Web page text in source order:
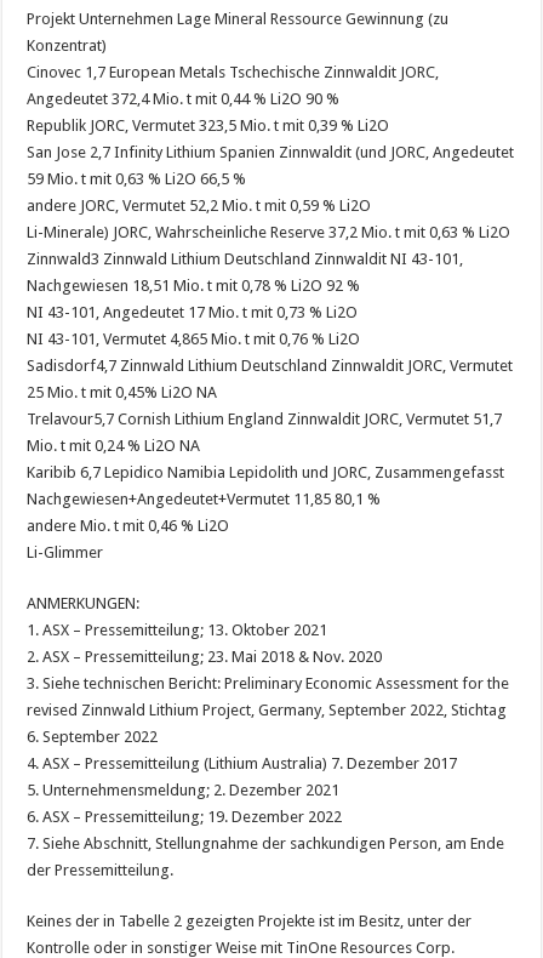
Projekt Unternehmen Lage Mineral Ressource Gewinnung (zu
Konzentrat)
Cinovec 1,7 European Metals Tschechische Zinnwaldit JORC,
Angedeutet 372,4 Mio. t mit 0,44 % Li2O 90 %
Republik JORC, Vermutet 323,5 Mio. t mit 0,39 % Li2O
San Jose 2,7 Infinity Lithium Spanien Zinnwaldit (und JORC, Angedeutet
59 Mio. t mit 0,63 % Li2O 66,5 %
andere JORC, Vermutet 52,2 Mio. t mit 0,59 % Li2O
Li-Minerale) JORC, Wahrscheinliche Reserve 37,2 Mio. t mit 0,63 % Li2O
Zinnwald3 Zinnwald Lithium Deutschland Zinnwaldit NI 43-101,
Nachgewiesen 18,51 Mio. t mit 0,78 % Li2O 92 %
NI 43-101, Angedeutet 17 Mio. t mit 0,73 % Li2O
NI 43-101, Vermutet 4,865 Mio. t mit 0,76 % Li2O
Sadisdorf4,7 Zinnwald Lithium Deutschland Zinnwaldit JORC, Vermutet
25 Mio. t mit 0,45% Li2O NA
Trelavour5,7 Cornish Lithium England Zinnwaldit JORC, Vermutet 51,7
Mio. t mit 0,24 % Li2O NA
Karibib 6,7 Lepidico Namibia Lepidolith und JORC, Zusammengefasst
Nachgewiesen+Angedeutet+Vermutet 11,85 80,1 %
andere Mio. t mit 0,46 % Li2O
Li-Glimmer
ANMERKUNGEN:
1. ASX – Pressemitteilung; 13. Oktober 2021
2. ASX – Pressemitteilung; 23. Mai 2018 & Nov. 2020
3. Siehe technischen Bericht: Preliminary Economic Assessment for the
revised Zinnwald Lithium Project, Germany, September 2022, Stichtag
6. September 2022
4. ASX – Pressemitteilung (Lithium Australia) 7. Dezember 2017
5. Unternehmensmeldung; 2. Dezember 2021
6. ASX – Pressemitteilung; 19. Dezember 2022
7. Siehe Abschnitt, Stellungnahme der sachkundigen Person, am Ende
der Pressemitteilung.
Keines der in Tabelle 2 gezeigten Projekte ist im Besitz, unter der
Kontrolle oder in sonstiger Weise mit TinOne Resources Corp.